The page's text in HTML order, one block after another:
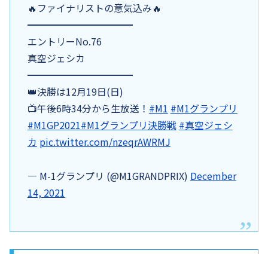
🔥ファイナリストの意気込み🔥
━━━━━━━━━━━
エントリーNo.76
真空ジェシカ
━━━━━━━━━━━
👑決勝は12月19日(日)
📺午後6時34分から生放送！ #M1 #M1グランプリ
#M1GP2021#M1グランプリ決勝戦 #真空ジェシ
カ pic.twitter.com/nzeqrAWRMJ
— M-1グランプリ (@M1GRANDPRIX) December
14, 2021